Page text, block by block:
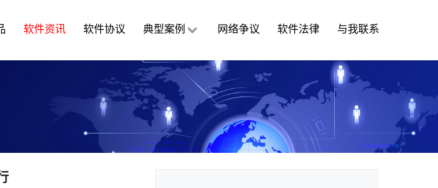
软件资讯 软件协议 典型案例 网络争议 软件法律 与我联系